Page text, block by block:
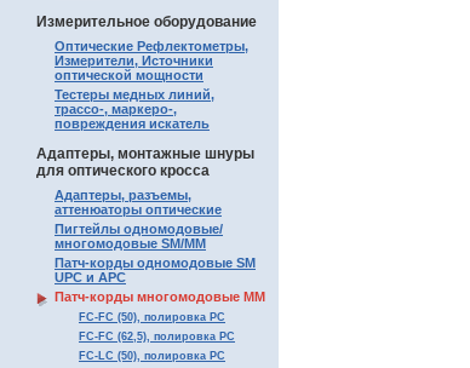
Измерительное оборудование
Оптические Рефлектометры,
Измерители, Источники
оптической мощности
Тестеры медных линий,
трассо-, маркеро-,
повреждения искатель
Адаптеры, монтажные шнуры
для оптического кросса
Адаптеры, разъемы,
аттенюаторы оптические
Пигтейлы одномодовые/
многомодовые SM/MM
Патч-корды одномодовые SM
UPC и APC
Патч-корды многомодовые MM
FC-FC (50), полировка PC
FC-FC (62,5), полировка PC
FC-LC (50), полировка PC